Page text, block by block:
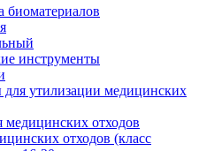
биоматериалов
инструменты
утилизации медицинских
медицинских отходов
отходов (класс